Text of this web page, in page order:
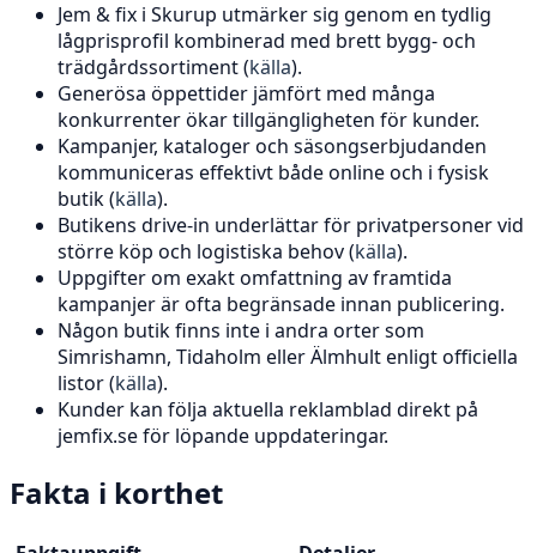
Jem & fix i Skurup utmärker sig genom en tydlig
lågprisprofil kombinerad med brett bygg- och
trädgårdssortiment (källa).
Generösa öppettider jämfört med många
konkurrenter ökar tillgängligheten för kunder.
Kampanjer, kataloger och säsongserbjudanden
kommuniceras effektivt både online och i fysisk
butik (källa).
Butikens drive-in underlättar för privatpersoner vid
större köp och logistiska behov (källa).
Uppgifter om exakt omfattning av framtida
kampanjer är ofta begränsade innan publicering.
Någon butik finns inte i andra orter som
Simrishamn, Tidaholm eller Älmhult enligt officiella
listor (källa).
Kunder kan följa aktuella reklamblad direkt på
jemfix.se för löpande uppdateringar.
Fakta i korthet